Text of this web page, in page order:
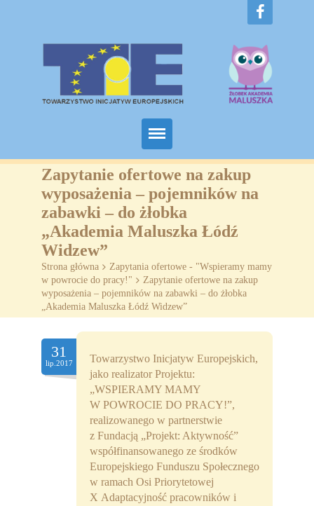
Home
O nas
Projekty
Żłobki
SZKOLENIA
Współpraca
Sponsorzy
Kontakt
Rekrutacja Widzew
MALUCH PLUS
Zapytanie ofertowe na zakup
wyposażenia – pojemników na
zabawki – do żłobka
„Akademia Maluszka Łódź
Widzew”
Strona główna > Zapytania ofertowe - "Wspieramy mamy
w powrocie do pracy!" > Zapytanie ofertowe na zakup
wyposażenia – pojemników na zabawki – do żłobka
„Akademia Maluszka Łódź Widzew”
31
lip.2017
Towarzystwo Inicjatyw Europejskich,
jako realizator Projektu:
„WSPIERAMY MAMY
W POWROCIE DO PRACY!”,
realizowanego w partnerstwie
z Fundacją „Projekt: Aktywność”
współfinansowanego ze środków
Europejskiego Funduszu Społecznego
w ramach Osi Priorytetowej
X Adaptacyjność pracowników i